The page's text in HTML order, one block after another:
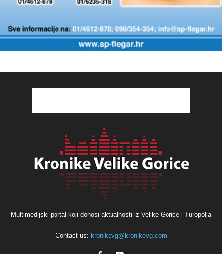
Multimedijski portal koji donosi aktualnosti iz Velike Gorice i Turopolja
Contact us: kronikevg@kronikevg.com